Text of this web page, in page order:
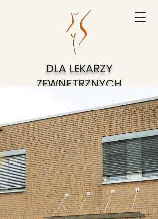
DLA LEKARZY
ZEWNĘTRZNYCH
PÓŁNOCNE KOŁO
OSNABRÜCK
Grupa praktyki zawodowej dr. R Doll i J.
Konrad Lis